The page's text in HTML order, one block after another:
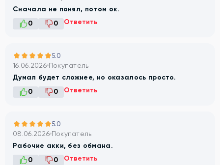
Сначала не понял, потом ок.
0
0 Ответить
5.0
16.06.2026 Покупатель
Думал будет сложнее, но оказалось просто.
0
0 Ответить
5.0
08.06.2026 Покупатель
Рабочие акки, без обмана.
0
0 Ответить